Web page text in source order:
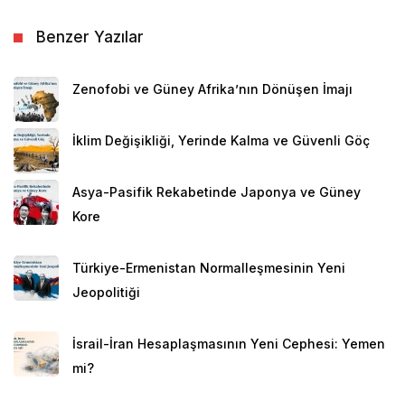
Benzer Yazılar
Zenofobi ve Güney Afrika’nın Dönüşen İmajı
İklim Değişikliği, Yerinde Kalma ve Güvenli Göç
Asya-Pasifik Rekabetinde Japonya ve Güney
Kore
Türkiye-Ermenistan Normalleşmesinin Yeni
Jeopolitiği
İsrail-İran Hesaplaşmasının Yeni Cephesi: Yemen
mi?